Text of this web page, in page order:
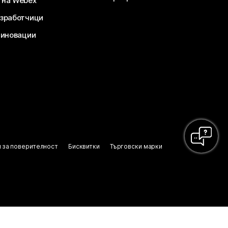
поверителност Бисквитки Търговски марки